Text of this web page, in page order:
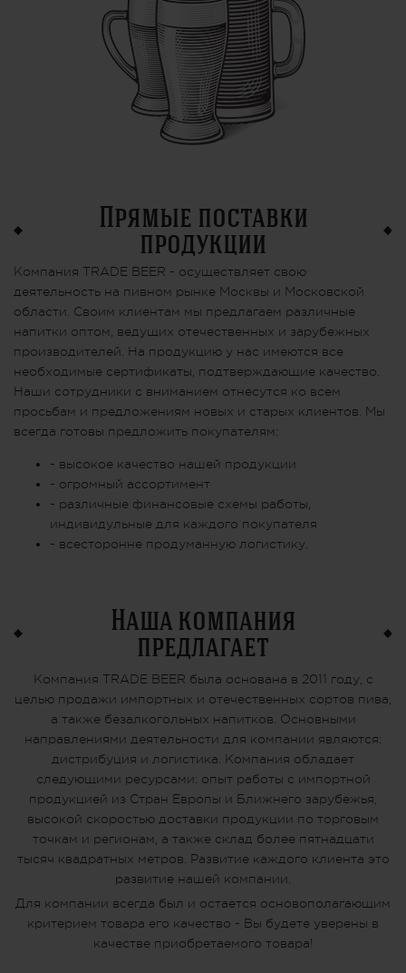
Прямые поставки
продукции
Компания TRADE BEER - осуществляет свою
деятельность на пивном рынке Москвы и Московской
области. Своим клиентам мы предлагаем различные
напитки оптом, ведущих отечественных и зарубежных
производителей. На продукцию у нас имеются все
необходимые сертификаты, подтверждающие качество.
Наши сотрудники с вниманием отнесутся ко всем
просьбам и предложениям новых и старых клиентов. Мы
всегда готовы предложить покупателям:
- высокое качество нашей продукции
- огромный ассортимент
- различные финансовые схемы работы,
индивидульные для каждого покупателя
- всесторонне продуманную логистику.
Наша компания
предлагает
Компания TRADE BEER была основана в 2011 году, с
целью продажи импортных и отечественных сортов пива,
а также безалкогольных напитков. Основными
направлениями деятельности для компании являются:
дистрибуция и логистика. Компания обладает
следующими ресурсами: опыт работы с импортной
продукцией из Стран Европы и Ближнего зарубежья,
высокой скоростью доставки продукции по торговым
точкам и регионам, а также склад более пятнадцати
тысяч квадратных метров. Развитие каждого клиента это
развитие нашей компании.
Для компании всегда был и остается основополагающим
критерием товара его качество - Вы будете уверены в
качестве приобретаемого товара!